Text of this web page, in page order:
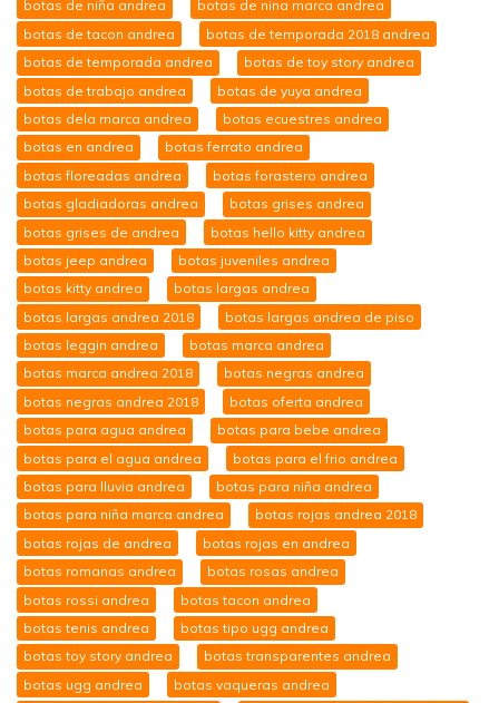
botas de niña andrea
botas de nina marca andrea
botas de tacon andrea
botas de temporada 2018 andrea
botas de temporada andrea
botas de toy story andrea
botas de trabajo andrea
botas de yuya andrea
botas dela marca andrea
botas ecuestres andrea
botas en andrea
botas ferrato andrea
botas floreadas andrea
botas forastero andrea
botas gladiadoras andrea
botas grises andrea
botas grises de andrea
botas hello kitty andrea
botas jeep andrea
botas juveniles andrea
botas kitty andrea
botas largas andrea
botas largas andrea 2018
botas largas andrea de piso
botas leggin andrea
botas marca andrea
botas marca andrea 2018
botas negras andrea
botas negras andrea 2018
botas oferta andrea
botas para agua andrea
botas para bebe andrea
botas para el agua andrea
botas para el frio andrea
botas para lluvia andrea
botas para niña andrea
botas para niña marca andrea
botas rojas andrea 2018
botas rojas de andrea
botas rojas en andrea
botas romanas andrea
botas rosas andrea
botas rossi andrea
botas tacon andrea
botas tenis andrea
botas tipo ugg andrea
botas toy story andrea
botas transparentes andrea
botas ugg andrea
botas vaqueras andrea